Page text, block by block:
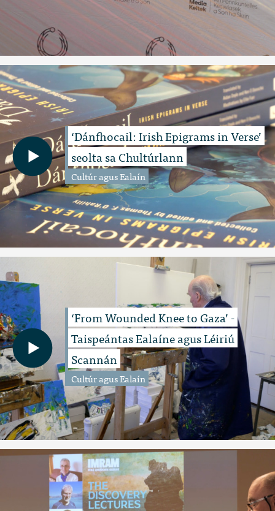
‘Dánfhocail: Irish Epigrams in Verse’
seolta sa Chultúrlann
Cultúr agus Ealaín
‘From Wounded Knee to Gaza’ -
Taispeántas Ealaíne agus Léiriú
Scannán
Cultúr agus Ealaín